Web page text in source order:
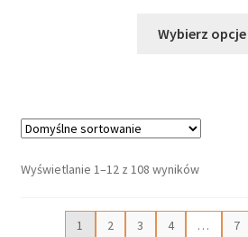
Wybierz opcje
Wyświetlanie 1–12 z 108 wyników
1 2 3 4 … 7